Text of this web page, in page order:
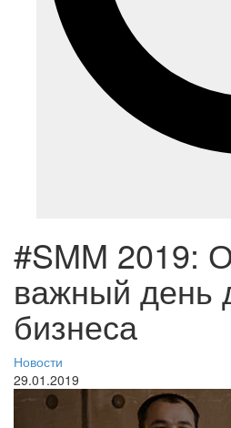
#SMM 2019:
важный день
бизнеса
Новости
29.01.2019